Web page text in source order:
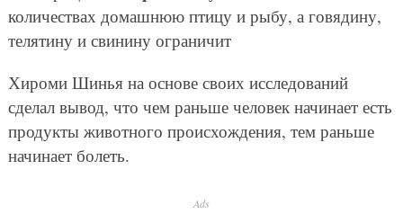
количествах домашнюю птицу и рыбу, а говядину,
телятину и свинину ограничит
Хироми Шинья на основе своих исследований
сделал вывод, что чем раньше человек начинает есть
продукты животного происхождения, тем раньше
начинает болеть.
Ads